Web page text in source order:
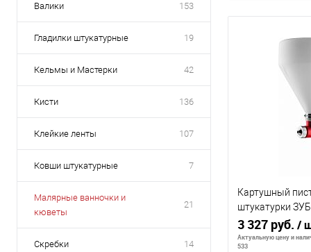
Валики 153
Гладилки штукатурные 19
Кельмы и Мастерки 42
Кисти 136
Клейкие ленты 107
Ковши штукатурные 7
Малярные ванночки и
кюветы
21
Скребки 14
Картушный
штукатурки
600"
3 327 руб. /
Актуальную цену и
533